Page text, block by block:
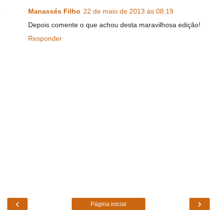
Manassés Filho 22 de maio de 2013 às 08:19
Depois comente o que achou desta maravilhosa edição!
Responder
‹ ›
Página inicial